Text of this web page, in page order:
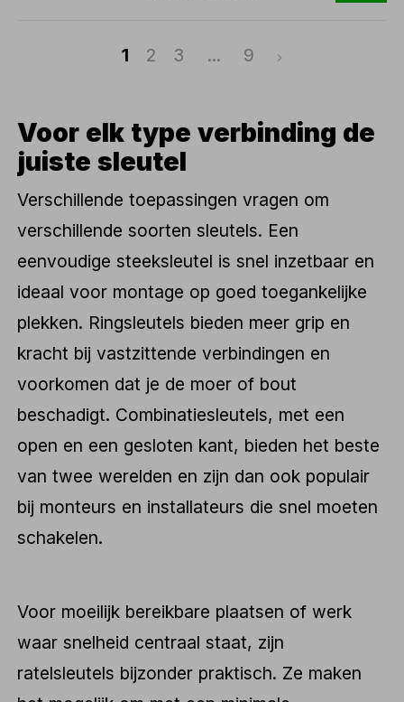
1 2 3 ... 9
Voor elk type verbinding de
juiste sleutel
Verschillende toepassingen vragen om
verschillende soorten sleutels. Een
eenvoudige steeksleutel is snel inzetbaar en
ideaal voor montage op goed toegankelijke
plekken. Ringsleutels bieden meer grip en
kracht bij vastzittende verbindingen en
voorkomen dat je de moer of bout
beschadigt. Combinatiesleutels, met een
open en een gesloten kant, bieden het beste
van twee werelden en zijn dan ook populair
bij monteurs en installateurs die snel moeten
schakelen.
Voor moeilijk bereikbare plaatsen of werk
waar snelheid centraal staat, zijn
ratelsleutels bijzonder praktisch. Ze maken